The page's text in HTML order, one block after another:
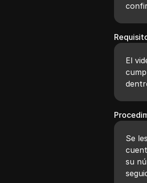
El
Se
su